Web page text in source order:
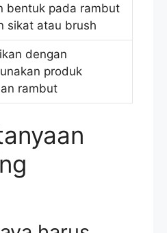
bentuk pada rambut
sikat atau brush
dengan
produk
rambut